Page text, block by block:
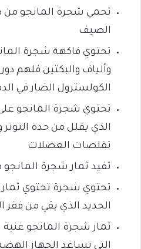
تحمي شجرة المانجو
الصيف
تحتوي فاكهة شجرة
وألياف والبكتين فلهم
الكولسترول الضار في
تحتوي شجرة المانجو
الذي يقلل من حدة
تقلصات العضلات
تفيد ثمار شجرة
تحتوي شجرة تحتوي
الحديد الذي يقي من فقر
ثمار شجرة المانجو غنية
التي تساعد الجهاز